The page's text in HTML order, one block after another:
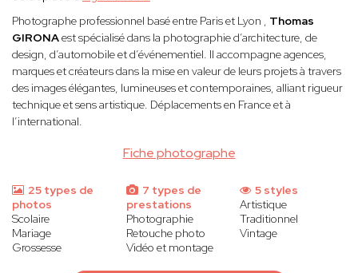
Fiche photographe
Photographe professionnel basé entre Paris et Lyon , Thomas
GIRONAest spécialisé dans la photographie d’architecture, de
design, d’automobile et d’événementiel. Il accompagne agences,
marques et créateurs dans la mise en valeur de leurs projets à travers
des images élégantes, lumineuses et contemporaines, alliant rigueur
technique et sens artistique. Déplacements en France et à
l’international.
25 types de
photos
Scolaire
Mariage
Grossesse
7 types de
prestations
Photographie
Retouche photo
Vidéo et montage
5 styles
Artistique
Traditionnel
Vintage